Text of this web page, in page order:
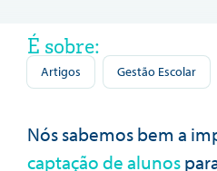
É sobre:
Artigos Gestão Escolar
captação de alunospara